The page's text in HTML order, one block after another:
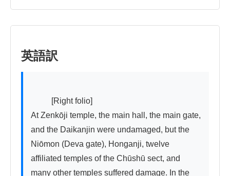
英語訳
At Zenkōji temple, the main hall, the main gate,
and the Daikanjin were undamaged, but the
Niōmon (Deva gate), Honganji, twelve
affiliated temples of the Chūshū sect, and
many other temples suffered damage. In the